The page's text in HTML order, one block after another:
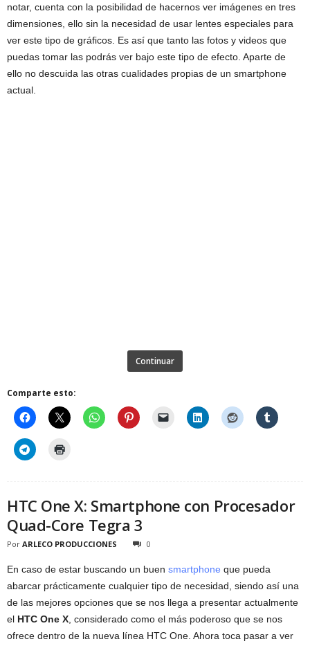
notar, cuenta con la posibilidad de hacernos ver imágenes en tres
dimensiones, ello sin la necesidad de usar lentes especiales para
ver este tipo de gráficos. Es así que tanto las fotos y videos que
puedas tomar las podrás ver bajo este tipo de efecto. Aparte de
ello no descuida las otras cualidades propias de un smartphone
actual.
Continuar
Comparte esto:
HTC One X: Smartphone con Procesador
Quad-Core Tegra 3
Por ARLECO PRODUCCIONES 0
En caso de estar buscando un buen smartphone que pueda
abarcar prácticamente cualquier tipo de necesidad, siendo así una
de las mejores opciones que se nos llega a presentar actualmente
el HTC One X, considerado como el más poderoso que se nos
ofrece dentro de la nueva línea HTC One. Ahora toca pasar a ver